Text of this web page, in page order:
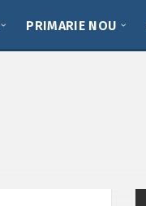
PRIMARIE NOU